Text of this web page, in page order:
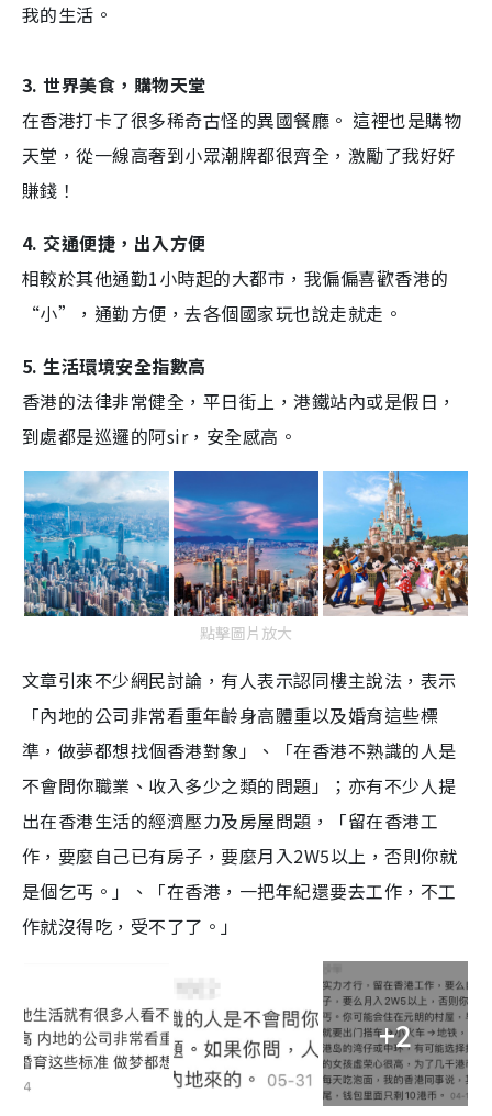
我的生活。
3. 世界美食，購物天堂
在香港打卡了很多稀奇古怪的異國餐廳。 這裡也是購物
天堂，從一線高奢到小眾潮牌都很齊全，激勵了我好好
賺錢！
4. 交通便捷，出入方便
相較於其他通勤1小時起的大都市，我偏偏喜歡香港的
“小”，通勤方便，去各個國家玩也說走就走。
5. 生活環境安全指數高
香港的法律非常健全，平日街上，港鐵站內或是假日，
到處都是巡邏的阿sir，安全感高。
點擊圖片放大
文章引來不少網民討論，有人表示認同樓主說法，表示
「內地的公司非常看重年齡身高體重以及婚育這些標
準，做夢都想找個香港對象」、「在香港不熟識的人是
不會問你職業、收入多少之類的問題」；亦有不少人提
出在香港生活的經濟壓力及房屋問題，「留在香港工
作，要麼自己已有房子，要麼月入2W5以上，否則你就
是個乞丐。」、「在香港，一把年紀還要去工作，不工
作就沒得吃，受不了了。」
+2